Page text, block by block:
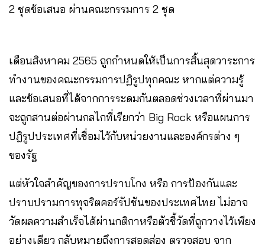
2 ชุดข้อเสนอ ผ่านคณะกรรมการ 2 ชุด
เดือนสิงหาคม 2565 ถูกกำหนดให้เป็นการสิ้นสุดวาระการ
ทำงานของคณะกรรมการปฏิรูปทุกคณะ หากแต่ความรู้
และข้อเสนอที่ได้จากการระดมกันตลอดช่วงเวลาที่ผ่านมา
จะถูกสานต่อผ่านกลไกที่เรียกว่า Big Rock หรือแผนการ
ปฎิรูปประเทศที่เชื่อมไว้กับหน่วยงานและองค์กรต่าง ๆ
ของรัฐ
แต่หัวใจสำคัญของการปราบโกง หรือ การป้องกันและ
ปราบปรามการทุจริตคอร์รัปชันของประเทศไทย ไม่อาจ
วัดผลความสำเร็จได้ผ่านกติกาหรือตัวชี้วัดที่ถูกวางไว้เพียง
อย่างเดียว กลับหมายถึงการสอดส่อง ตรวจสอบ จาก